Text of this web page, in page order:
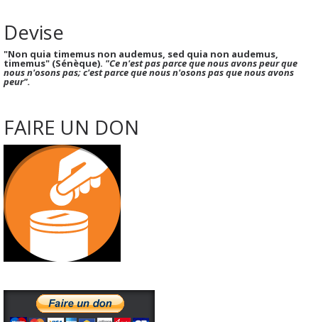
Devise
"Non quia timemus non audemus, sed quia non audemus,
timemus" (Sénèque). "Ce n'est pas parce que nous avons peur que
nous n'osons pas; c'est parce que nous n'osons pas que nous avons
peur".
FAIRE UN DON